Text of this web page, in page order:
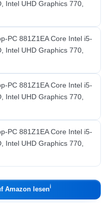
Amazon lesenℹ︎